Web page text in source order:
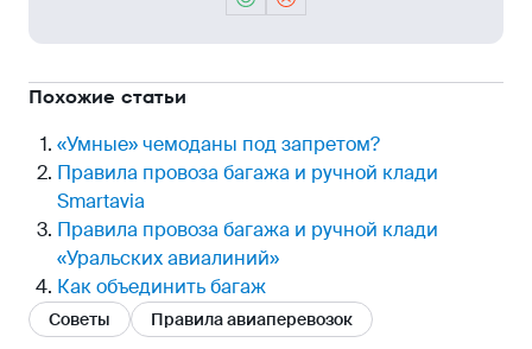
Похожие статьи
«Умные» чемоданы под запретом?
Правила провоза багажа и ручной клади
Smartavia
Правила провоза багажа и ручной клади
«Уральских авиалиний»
Как объединить багаж
Советы Правила авиаперевозок